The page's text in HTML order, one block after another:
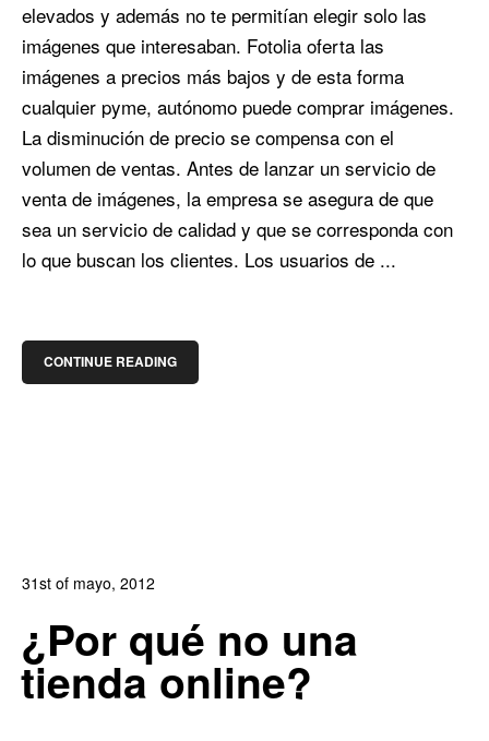
elevados y además no te permitían elegir solo las
imágenes que interesaban. Fotolia oferta las
imágenes a precios más bajos y de esta forma
cualquier pyme, autónomo puede comprar imágenes.
La disminución de precio se compensa con el
volumen de ventas. Antes de lanzar un servicio de
venta de imágenes, la empresa se asegura de que
sea un servicio de calidad y que se corresponda con
lo que buscan los clientes. Los usuarios de ...
CONTINUE READING
31st of mayo, 2012
0
¿Por qué no una
tienda online?